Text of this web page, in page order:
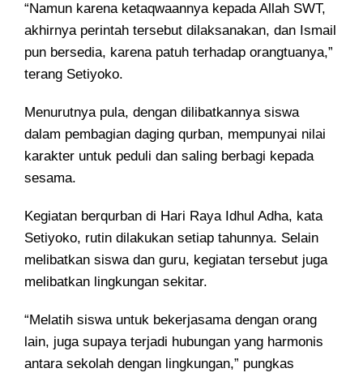
“Namun karena ketaqwaannya kepada Allah SWT,
akhirnya perintah tersebut dilaksanakan, dan Ismail
pun bersedia, karena patuh terhadap orangtuanya,”
terang Setiyoko.
Menurutnya pula, dengan dilibatkannya siswa
dalam pembagian daging qurban, mempunyai nilai
karakter untuk peduli dan saling berbagi kepada
sesama.
Kegiatan berqurban di Hari Raya Idhul Adha, kata
Setiyoko, rutin dilakukan setiap tahunnya. Selain
melibatkan siswa dan guru, kegiatan tersebut juga
melibatkan lingkungan sekitar.
“Melatih siswa untuk bekerjasama dengan orang
lain, juga supaya terjadi hubungan yang harmonis
antara sekolah dengan lingkungan,” pungkas